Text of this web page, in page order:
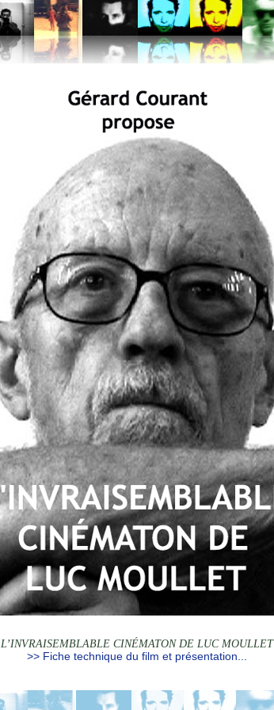
L’INVRAISEMBLABLE CINÉMATON DE LUC MOULLET
>> Fiche technique du film et présentation...